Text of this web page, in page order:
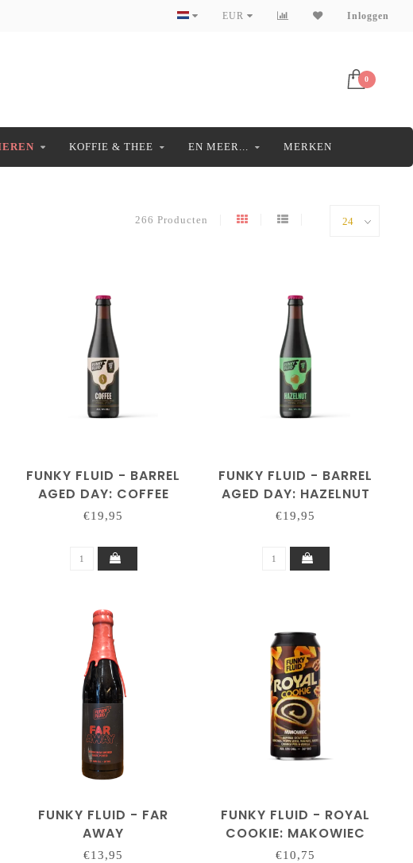
EUR Inloggen
0
KOFFIE & THEE EN MEER... MERKEN
266 Producten
FUNKY FLUID - BARREL
AGED DAY: COFFEE
330ML
€19,95
FUNKY FLUID - BARREL
AGED DAY: HAZELNUT
330ML.
€19,95
FUNKY FLUID - FAR
AWAY
€13,95
FUNKY FLUID - ROYAL
COOKIE: MAKOWIEC
€10,75